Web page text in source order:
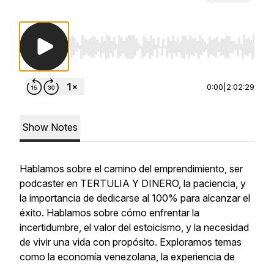
Use Left/Right to seek, Home/End to jump
0:00 2:02:29
Show Notes
Hablamos sobre el camino del emprendimiento, ser
podcaster en TERTULIA Y DINERO, la paciencia, y
la importancia de dedicarse al 100% para alcanzar el
éxito. Hablamos sobre cómo enfrentar la
incertidumbre, el valor del estoicismo, y la necesidad
de vivir una vida con propósito. Exploramos temas
como la economía venezolana, la experiencia de